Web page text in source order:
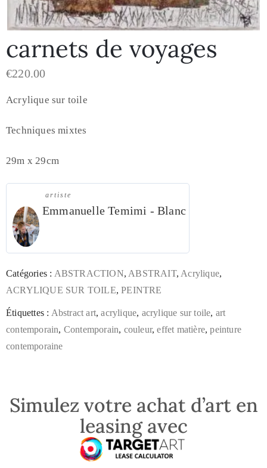
carnets de voyages
€220.00
Acrylique sur toile
Techniques mixtes
29m x 29cm
artiste
Emmanuelle Temimi - Blanc
Catégories : ABSTRACTION, ABSTRAIT, Acrylique,
ACRYLIQUE SUR TOILE,PEINTRE
Étiquettes : Abstract art,acrylique, acrylique sur toile, art
contemporain, Contemporain, couleur,effet matière,peinture
contemporaine
Simulez votre achat d’art en
leasing avec